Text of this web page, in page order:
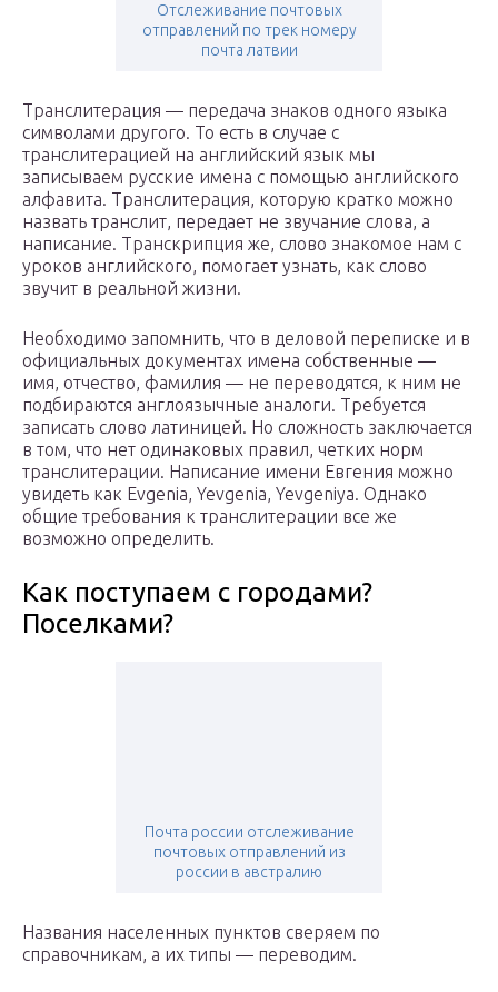
Отслеживание почтовых
отправлений по трек номеру
почта латвии
Транслитерация — передача знаков одного языка
символами другого. То есть в случае с
транслитерацией на английский язык мы
записываем русские имена с помощью английского
алфавита. Транслитерация, которую кратко можно
назвать транслит, передает не звучание слова, а
написание. Транскрипция же, слово знакомое нам с
уроков английского, помогает узнать, как слово
звучит в реальной жизни.
Необходимо запомнить, что в деловой переписке и в
официальных документах имена собственные —
имя, отчество, фамилия — не переводятся, к ним не
подбираются англоязычные аналоги. Требуется
записать слово латиницей. Но сложность заключается
в том, что нет одинаковых правил, четких норм
транслитерации. Написание имени Евгения можно
увидеть как Evgenia, Yevgenia, Yevgeniya. Однако
общие требования к транслитерации все же
возможно определить.
Как поступаем с городами?
Поселками?
Почта россии отслеживание
почтовых отправлений из
россии в австралию
Названия населенных пунктов сверяем по
справочникам, а их типы — переводим.